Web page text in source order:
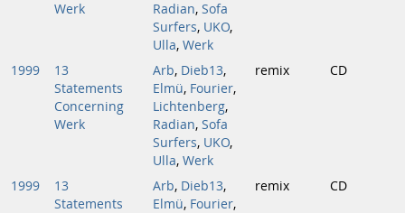
Werk
Radian, Sofa
Surfers, UKO,
Ulla, Werk
1999
13
Statements
Concerning
Werk
Arb, Dieb13,
Elmü, Fourier,
Lichtenberg,
Radian, Sofa
Surfers, UKO,
Ulla, Werk
remix CD
1999
13
Statements
Arb, Dieb13,
Elmü, Fourier,
remix CD